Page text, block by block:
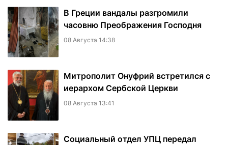
В Греции вандалы разгромили
часовню Преображения Господня
08 Августа 14:38
Митрополит Онуфрий встретился с
иерархом Сербской Церкви
08 Августа 13:41
Социальный отдел УПЦ передал